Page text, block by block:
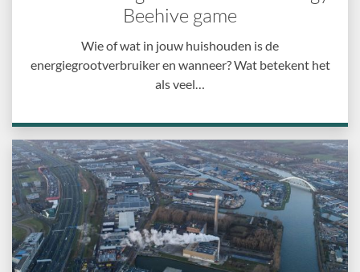
Beehive game
Wie of wat in jouw huishouden is de
energiegrootverbruiker en wanneer? Wat betekent het
als veel…